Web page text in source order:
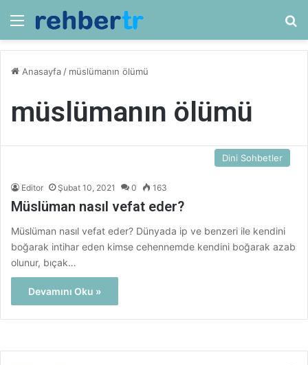
Menü
Anasayfa / müslümanın ölümü
müslümanın ölümü
Dini Sohbetler
Editor Şubat 10, 2021 0 163
Müslüman nasıl vefat eder?
Müslüman nasıl vefat eder? Dünyada ip ve benzeri ile kendini
boğarak intihar eden kimse cehennemde kendini boğarak azab
olunur, bıçak…
Devamını Oku »